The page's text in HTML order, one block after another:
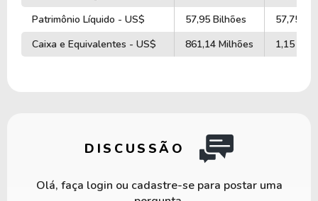
Patrimônio Líquido - US$
57,95 Bilhões
57,75
Caixa e Equivalentes - US$
861,14 Milhões 1,15
DISCUSSÃO
Olá, faça login ou cadastre-se para postar uma